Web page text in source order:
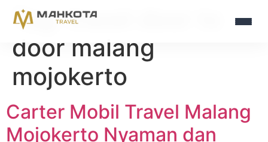
Tag:travel door to
door malang
mojokerto
Carter Mobil Travel Malang
Mojokerto Nyaman dan